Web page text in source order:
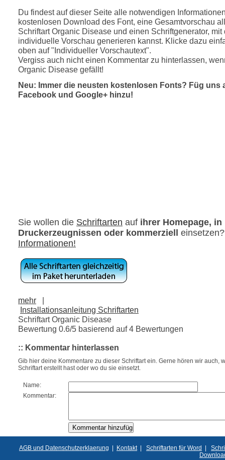
Du findest auf dieser Seite alle notwendigen
kostenlosen Download des Font, eine Gesamtvorschau
Schriftart Organic Disease und einen Schriftgenerator, mit
individuelle Vorschau generieren kannst. Klicke dazu
oben auf "Individueller Vorschautext".
Vergiss auch nicht einen Kommentar zu hinterlassen,
Organic Disease gefällt!
Neu: Immer die neusten kostenlosen Fonts? Füg uns
Facebook und Google+ hinzu!
Sie wollen die Schriftarten auf ihrer Homepage, in
Druckerzeugnissen oder kommerziell
Informationen!
mehr
|
Installationsanleitung Schriftarten
Schriftart Organic Disease
Bewertung 0.6/5 basierend auf4 Bewertungen
:: Kommentar hinterlassen
Gib hier deine Kommentare zu dieser Schriftart ein. Gerne hören wir auch,
Schriftart erstellt hast oder wo du sie einsetzt.
Name:
Kommentar:
AGB und Datenschutzerklaerung | Kontakt| Schriftarten für Word |